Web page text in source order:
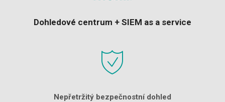
Dohledové centrum + SIEM as a service
Nepřetržitý bezpečnostní dohled